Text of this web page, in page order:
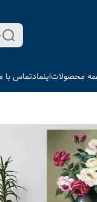
محصولاتاینمادتماس با